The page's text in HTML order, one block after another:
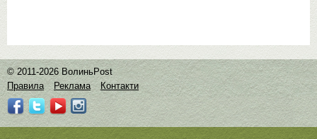
© 2011-2026 ВолиньPost
Правила
Реклама Контакти